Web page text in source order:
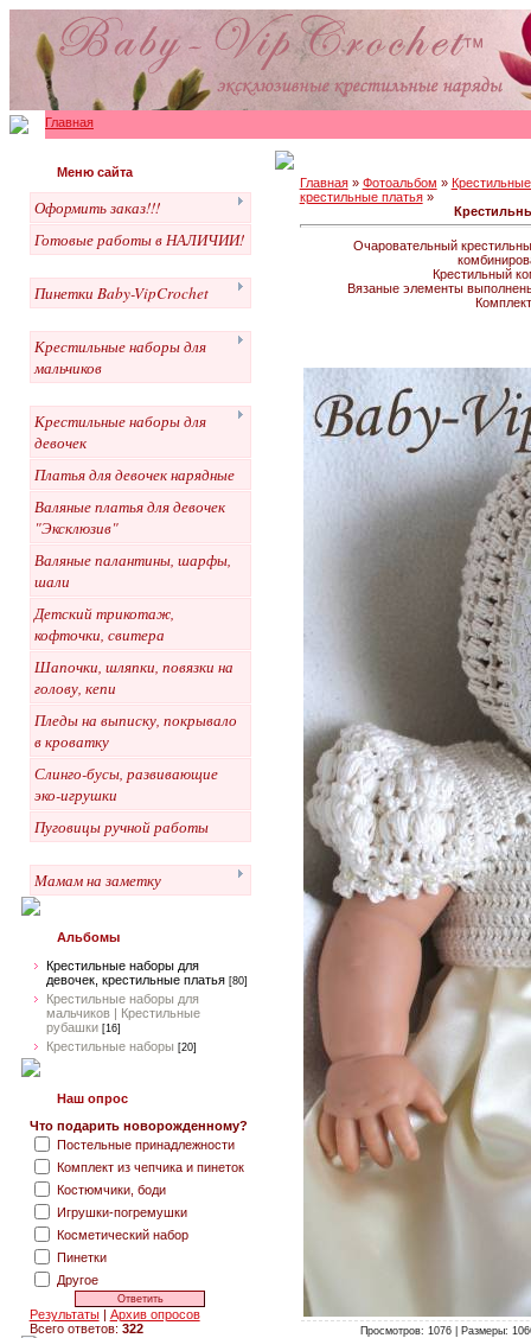
Главная
Меню сайта
Оформить заказ!!!
Готовые работы в НАЛИЧИИ!
Пинетки Baby-VipCrochet
Крестильные наборы для
мальчиков
Крестильные наборы для
девочек
Платья для девочек нарядные
Валяные платья для девочек
"Эксклюзив"
Валяные палантины, шарфы,
шали
Детский трикотаж,
кофточки, свитера
Шапочки, шляпки, повязки на
голову, кепи
Пледы на выписку, покрывало
в кроватку
Слинго-бусы, развивающие
эко-игрушки
Пуговицы ручной работы
Мамам на заметку
Альбомы
Крестильные наборы для
девочек, крестильные платья [80]
Крестильные наборы для
мальчиков | Крестильные
рубашки [16]
Крестильные наборы [20]
Наш опрос
Что подарить новорожденному?
Постельные принадлежности
Комплект из чепчика и пинеток
Костюмчики, боди
Игрушки-погремушки
Косметический набор
Пинетки
Другое
Результаты| Архив опросов
Всего ответов: 322
Главная» Фотоальбом »
крестильные платья»
Очаровательный
Крестильный
Вязаные элементы
Просмотров: 1076 | Размеры: